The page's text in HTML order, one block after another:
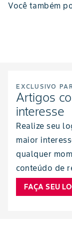
Você também
EXCLUSIVO
Artigos
interesse
Realize seu
maior
qualquer
conteúdo de
FAÇA SEU